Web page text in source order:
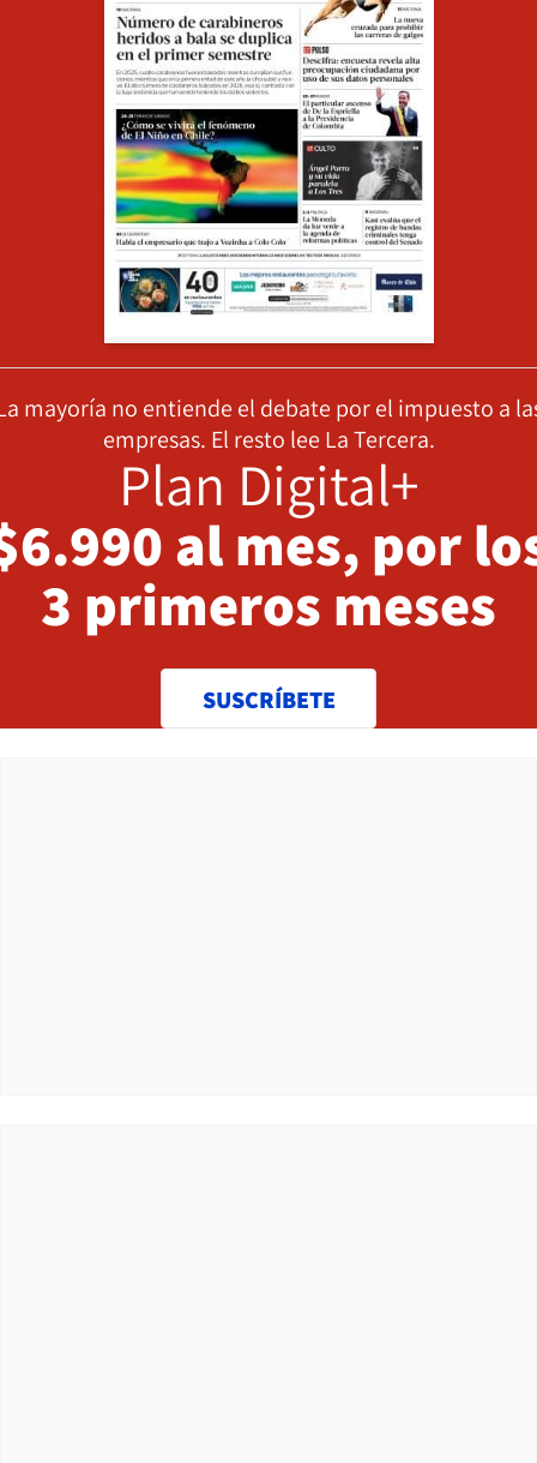
mayoría no entiende el debate por el impuesto a
empresas. El resto lee La Tercera.
Plan Digital+
al mes, por
3 primeros meses
SUSCRÍBETE